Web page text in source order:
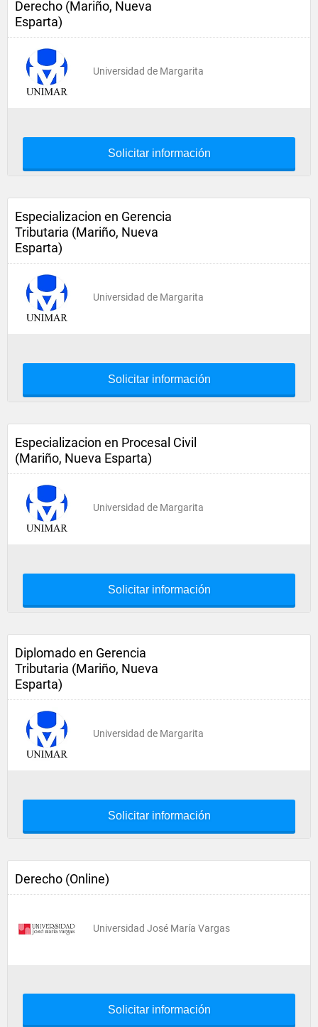
Derecho (Mariño, Nueva
Esparta)
Universidad de Margarita
Solicitar información
Especializacion en Gerencia
Tributaria (Mariño, Nueva
Esparta)
Universidad de Margarita
Solicitar información
Especializacion en Procesal Civil
(Mariño, Nueva Esparta)
Universidad de Margarita
Solicitar información
Diplomado en Gerencia
Tributaria (Mariño, Nueva
Esparta)
Universidad de Margarita
Solicitar información
Derecho (Online)
Universidad José María Vargas
Solicitar información